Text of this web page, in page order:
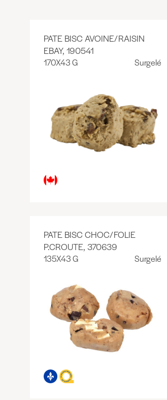
PATE BISC AVOINE/RAISIN
EBAY, 190541
170X43 G Surgelé
PATE BISC CHOC/FOLIE
P.CROUTE, 370639
135X43 G Surgelé